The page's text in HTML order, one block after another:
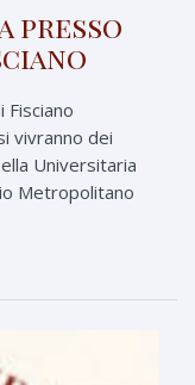
presso
Fisciano
vivranno dei
Universitaria
Metropolitano